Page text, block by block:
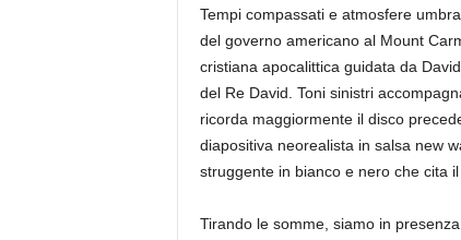
Tempi compassati e atmosfere
del governo americano al Mount
cristiana apocalittica guidata da
del Re David. Toni sinistri
ricorda maggiormente il disco
diapositiva neorealista in salsa new
struggente in bianco e nero che cita il
Tirando le somme, siamo in